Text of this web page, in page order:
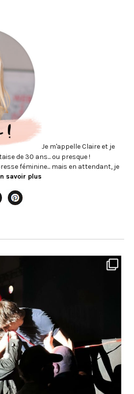
Je m'appelle Claire et je
de 30 ans... ou presque !
féminine... mais en attendant, je
savoir plus